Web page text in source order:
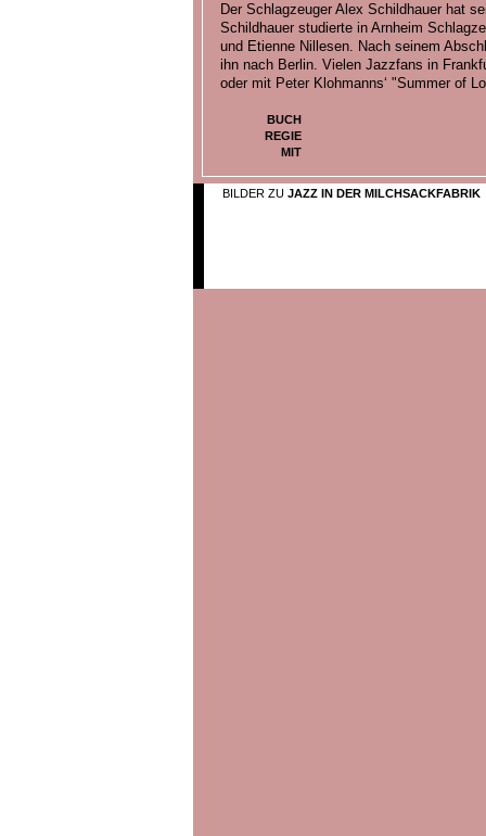
Der Schlagzeuger Alex Schildhauer hat
Schildhauer studierte in Arnheim
und Etienne Nillesen. Nach seinem
ihn nach Berlin. Vielen Jazzfans in
oder mit Peter Klohmanns‘ "Summer of
BUCH
REGIE
MIT
BILDER ZU JAZZ IN DER MILCHSACKFABRIK